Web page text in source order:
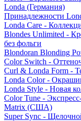
Londa (Германия)
Принадлежности
Londa Care -
Blondes Unlimited -
без фольги
Blondoran Blonding
Color Switch -
Curl & Londa Form -
Londa Color -
Londa Style - Новая
Color Tune -
Matrix (США)
Super Sync -